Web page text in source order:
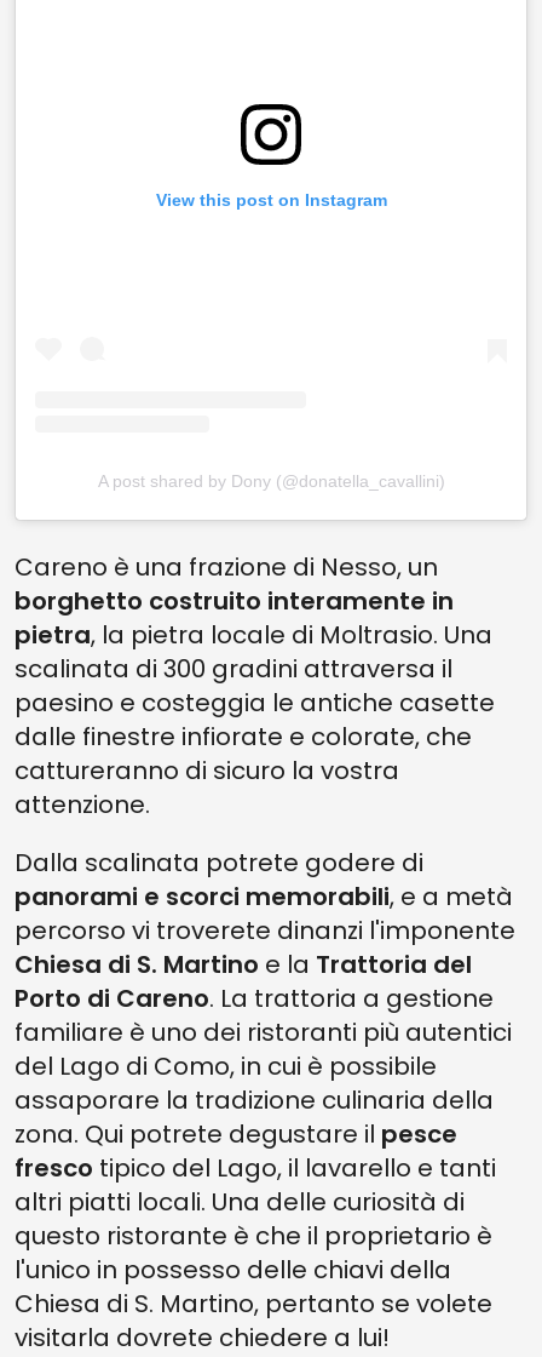
View this post on Instagram
A post shared by Dony (@donatella_cavallini)
Careno è una frazione di Nesso, un
borghetto costruito interamente in
pietra, la pietra locale di Moltrasio. Una
scalinata di 300 gradini attraversa il
paesino e costeggia le antiche casette
dalle finestre infiorate e colorate, che
cattureranno di sicuro la vostra
attenzione.
Dalla scalinata potrete godere di
panorami e scorci memorabili, e a metà
percorso vi troverete dinanzi l'imponente
Chiesa di S. Martino e la Trattoria del
Porto di Careno. La trattoria a gestione
familiare è uno dei ristoranti più autentici
del Lago di Como, in cui è possibile
assaporare la tradizione culinaria della
zona. Qui potrete degustare il pesce
fresco tipico del Lago, il lavarello e tanti
altri piatti locali. Una delle curiosità di
questo ristorante è che il proprietario è
l'unico in possesso delle chiavi della
Chiesa di S. Martino, pertanto se volete
visitarla dovrete chiedere a lui!